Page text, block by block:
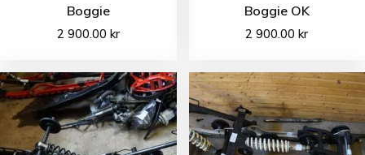
Boggie
2 900.00 kr
Boggie OK
2 900.00kr